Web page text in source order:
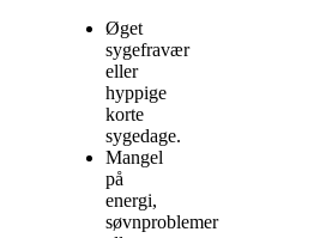
Øget
sygefravær
eller
hyppige
korte
sygedage.
Mangel
på
energi,
søvnproblemer